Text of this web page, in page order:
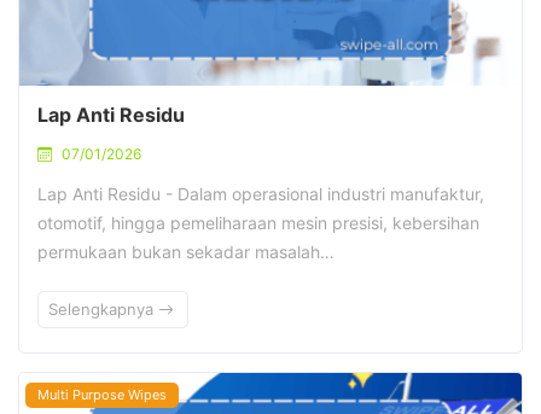
Lap Anti Residu
07/01/2026
Lap Anti Residu - Dalam operasional industri manufaktur,
otomotif, hingga pemeliharaan mesin presisi, kebersihan
permukaan bukan sekadar masalah…
Selengkapnya
Multi Purpose Wipes